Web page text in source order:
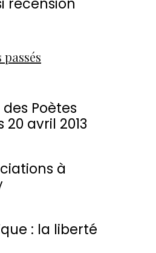
Poètes
avril 2013
à
: la liberté